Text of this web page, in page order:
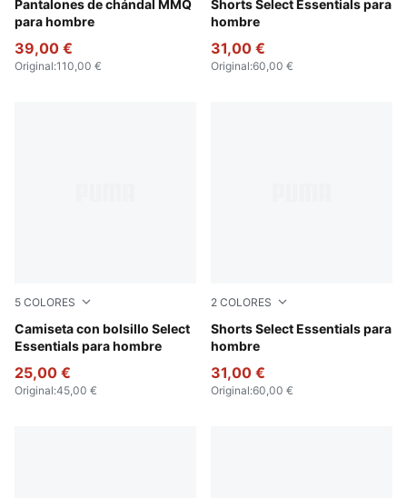
Pantalones de chándal MMQ
para hombre
Lilac Crush
39,00 €
Original:110,00 €
Shorts Select Essentials para
hombre
Puma Black
31,00 €
Original:60,00 €
5 COLORES
Camiseta con bolsillo Select
Essentials para hombre
Intense Lavender
25,00 €
Original:45,00 €
2 COLORES
Shorts Select Essentials para
hombre
Intense Lavender
31,00 €
Original:60,00 €